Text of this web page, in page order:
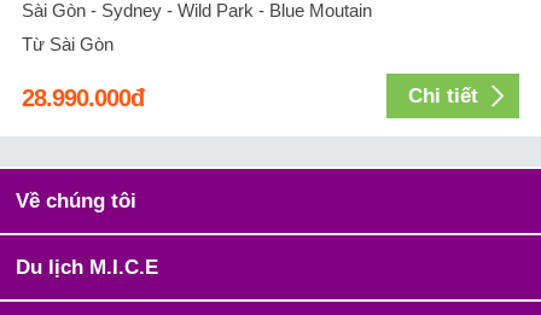
Sài Gòn - Sydney - Wild Park - Blue Moutain
Từ Sài Gòn
28.990.000đ Chi tiết
Về chúng tôi
Du lịch M.I.C.E